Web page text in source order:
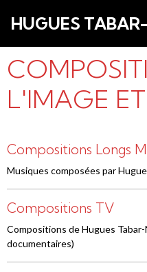
HUGUES
L'IMAGE
Compositions Longs
Musiques composées par
Compositions TV
Compositions de Hugues
documentaires)